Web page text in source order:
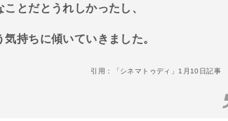
とだとうれしかったし、
持ちに傾いていきました。
引用：「シネマトゥディ」1月10日記事